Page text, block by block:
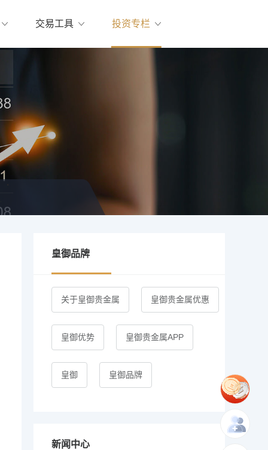
交易工具 投资专栏
皇御品牌
关于皇御贵金属 皇御贵金属优惠
皇御优势 皇御贵金属APP
皇御 皇御品牌
新闻中心